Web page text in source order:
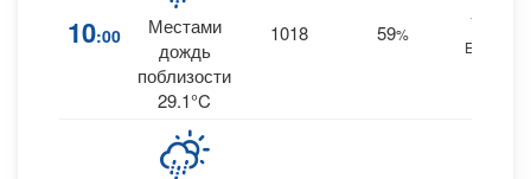
10:00
Местами
дождь
поблизости
29.1°C
1018 59%
17
ESE